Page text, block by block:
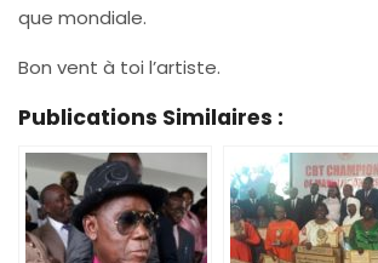
que mondiale.
Bon vent à toi l’artiste.
Publications Similaires :